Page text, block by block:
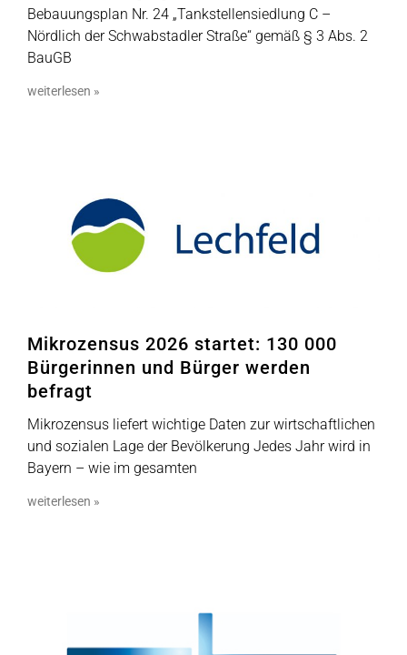
Bebauungsplan Nr. 24 „Tankstellensiedlung C –
Nördlich der Schwabstadler Straße“ gemäß § 3 Abs. 2
BauGB
weiterlesen »
Mikrozensus 2026 startet: 130 000
Bürgerinnen und Bürger werden
befragt
Mikrozensus liefert wichtige Daten zur wirtschaftlichen
und sozialen Lage der Bevölkerung Jedes Jahr wird in
Bayern – wie im gesamten
weiterlesen »